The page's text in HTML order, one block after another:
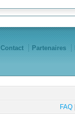
Contact Partenaires
FAQ|